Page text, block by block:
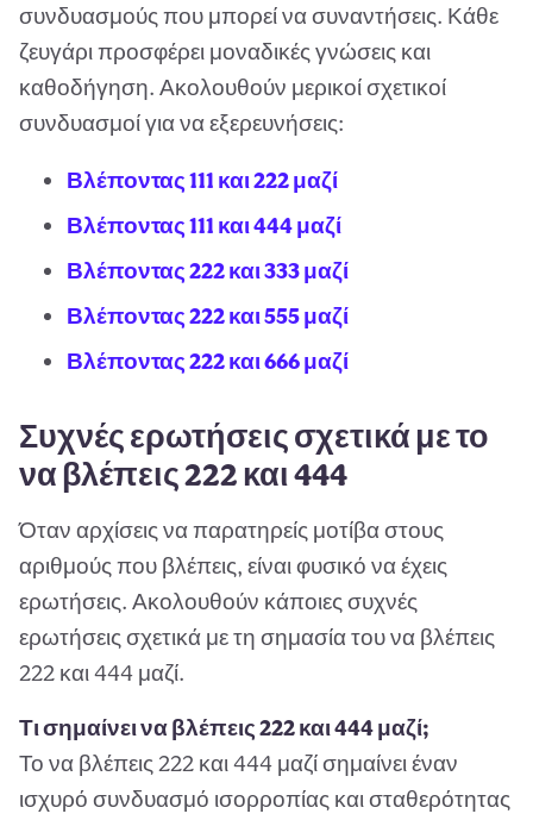
συνδυασμούς που μπορεί να συναντήσεις. Κάθε
ζευγάρι προσφέρει μοναδικές γνώσεις και
καθοδήγηση. Ακολουθούν μερικοί σχετικοί
συνδυασμοί για να εξερευνήσεις:
Βλέποντας 111 και 222 μαζί
Βλέποντας 111 και 444 μαζί
Βλέποντας 222 και 333 μαζί
Βλέποντας 222 και 555 μαζί
Βλέποντας 222 και 666 μαζί
Συχνές ερωτήσεις σχετικά με το
να βλέπεις 222 και 444
Όταν αρχίσεις να παρατηρείς μοτίβα στους
αριθμούς που βλέπεις, είναι φυσικό να έχεις
ερωτήσεις. Ακολουθούν κάποιες συχνές
ερωτήσεις σχετικά με τη σημασία του να βλέπεις
222 και 444 μαζί.
Τι σημαίνει να βλέπεις 222 και 444 μαζί;
Το να βλέπεις 222 και 444 μαζί σημαίνει έναν
ισχυρό συνδυασμό ισορροπίας και σταθερότητας